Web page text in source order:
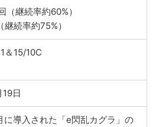
（継続率約60%）
継続率約75%）
＆15/10C
日
に導入された「e閃乱カグラ」の